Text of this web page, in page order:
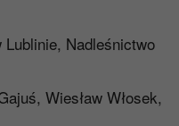
Nadleśnictwo
Wiesław Włosek,